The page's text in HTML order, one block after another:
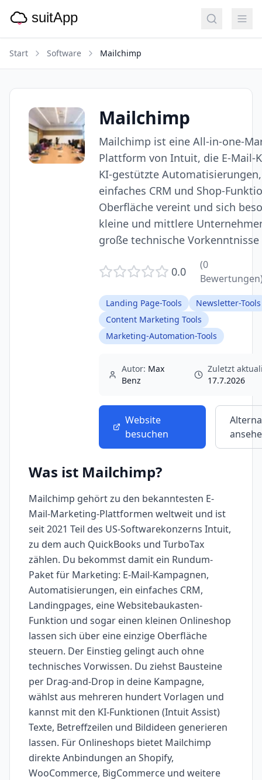
Start Software Mailchimp
Mailchimp
Mailchimp ist eine All-in-one-
Plattform von Intuit, die E-Mail-
KI-gestützte
einfaches CRM und Shop-
Oberfläche vereint und sich
kleine und mittlere
große technische
0.0 (0
Landing Page-Tools
Newsletter-Tools
Content Marketing Tools
Marketing-Automation-Tools
Autor: Max
Benz
Zuletzt
17.7.2026
Website
besuchen
Was ist Mailchimp?
Mailchimp gehört zu den bekanntesten E-
Mail-Marketing-Plattformen weltweit und ist
seit 2021 Teil des US-Softwarekonzerns Intuit,
zu dem auch QuickBooks und TurboTax
zählen. Du bekommst damit ein Rundum-
Paket für Marketing: E-Mail-Kampagnen,
Automatisierungen, ein einfaches CRM,
Landingpages, eine Websitebaukasten-
Funktion und sogar einen kleinen Onlineshop
lassen sich über eine einzige Oberfläche
steuern. Der Einstieg gelingt auch ohne
technisches Vorwissen. Du ziehst Bausteine
per Drag-and-Drop in deine Kampagne,
wählst aus mehreren hundert Vorlagen und
kannst mit den KI-Funktionen (Intuit Assist)
Texte, Betreffzeilen und Bildideen generieren
lassen. Für Onlineshops bietet Mailchimp
direkte Anbindungen an Shopify,
WooCommerce, BigCommerce und weitere